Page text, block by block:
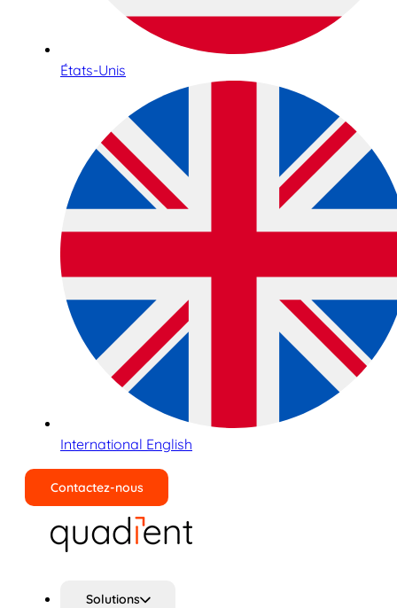
États-Unis
International English
Contactez-nous
Solutions